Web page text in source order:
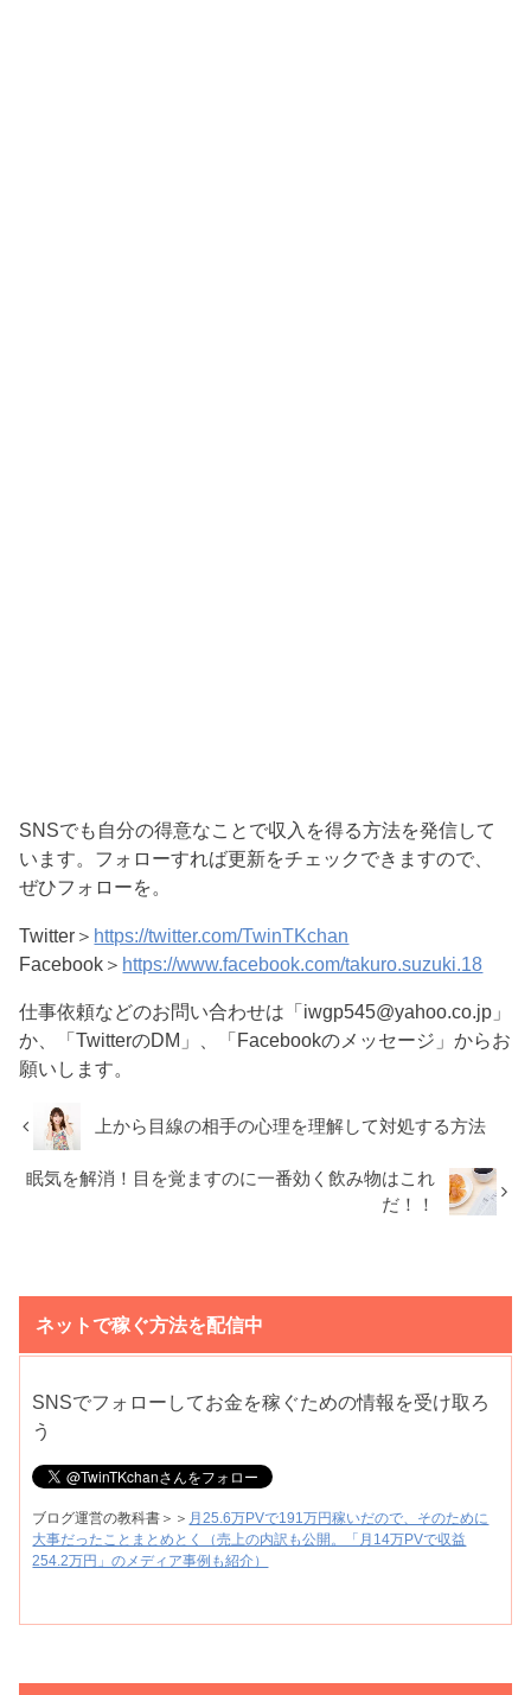
SNSでも自分の得意なことで収入を得る方法を発信して
います。フォローすれば更新をチェックできますので、
ぜひフォローを。
Twitter＞ https://twitter.com/TwinTKchan
Facebook＞ https://www.facebook.com/takuro.suzuki.18
仕事依頼などのお問い合わせは「iwgp545@yahoo.co.jp」
か、「TwitterのDM」、「Facebookのメッセージ」からお
願いします。
上から目線の相手の心理を理解して対処する方法
眠気を解消！目を覚ますのに一番効く飲み物はこれ
だ！！
ネットで稼ぐ方法を配信中
SNSでフォローしてお金を稼ぐための情報を受け取ろ
う
ブログ運営の教科書＞＞ 月25.6万PVで191万円稼いだので、そのために
大事だったことまとめとく（売上の内訳も公開。「月14万PVで収益
254.2万円」のメディア事例も紹介）